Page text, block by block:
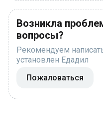
Возникла
вопросы?
Рекомендуем
установлен Едадил
Пожаловаться